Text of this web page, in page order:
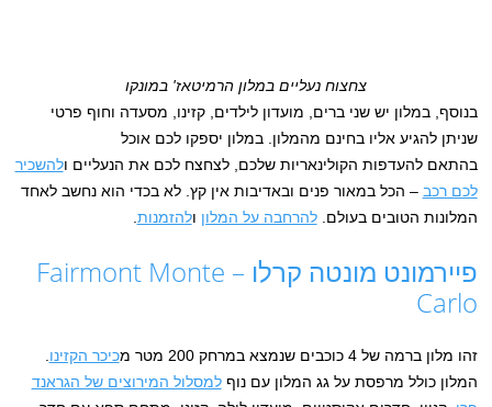
צחצוח נעליים במלון הרמיטאז' במונקו
בנוסף, במלון יש שני ברים, מועדון לילדים, קזינו, מסעדה וחוף פרטי
שניתן להגיע אליו בחינם מהמלון. במלון יספקו לכם אוכל
בהתאם להעדפות הקולינאריות שלכם, לצחצח לכם את הנעליים ולהשכיר
לכם רכב – הכל במאור פנים ובאדיבות אין קץ. לא בכדי הוא נחשב לאחד
המלונות הטובים בעולם.להרחבה על המלון ולהזמנות
פיירמונט מונטה קרלו – Fairmont Monte
Carlo
זהו מלון ברמה של 4 כוכבים שנמצא במרחק 200 מטר מ כיכר הקזינו
המלון כולל מרפסת על גג המלון עם נוףלמסלול המירוצים של הגראנד